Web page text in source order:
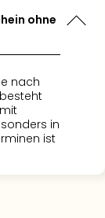
ohne
nach
in
ist